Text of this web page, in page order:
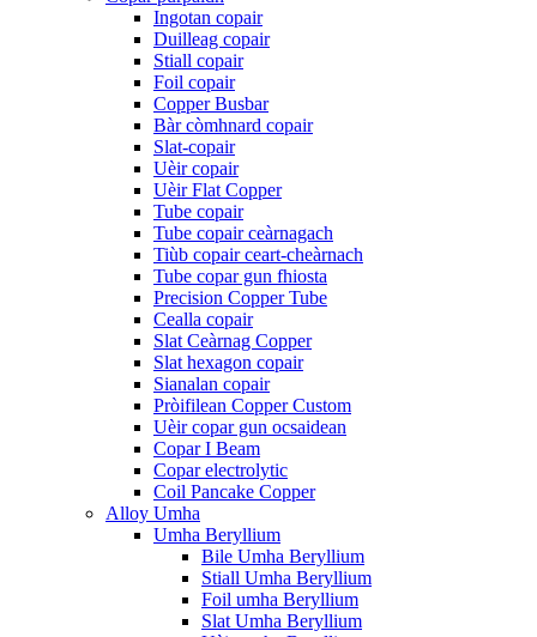
Ingotan copair
Duilleag copair
Stiall copair
Foil copair
Copper Busbar
Bàr còmhnard copair
Slat-copair
Uèir copair
Uèir Flat Copper
Tube copair
Tube copair ceàrnagach
Tiùb copair ceart-cheàrnach
Tube copar gun fhiosta
Precision Copper Tube
Cealla copair
Slat Ceàrnag Copper
Slat hexagon copair
Sianalan copair
Pròifilean Copper Custom
Uèir copar gun ocsaidean
Copar I Beam
Copar electrolytic
Coil Pancake Copper
Alloy Umha
Umha Beryllium
Bile Umha Beryllium
Stiall Umha Beryllium
Foil umha Beryllium
Slat Umha Beryllium